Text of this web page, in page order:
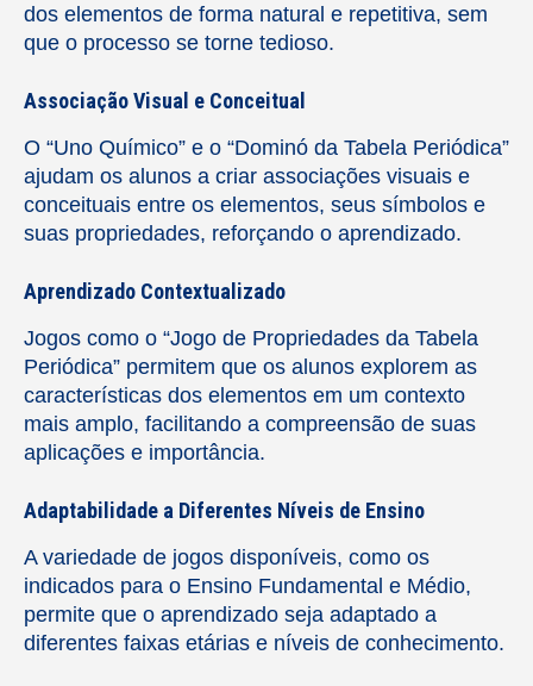
dos elementos de forma natural e repetitiva, sem
que o processo se torne tedioso.
Associação Visual e Conceitual
O “Uno Químico” e o “Dominó da Tabela Periódica”
ajudam os alunos a criar associações visuais e
conceituais entre os elementos, seus símbolos e
suas propriedades, reforçando o aprendizado.
Aprendizado Contextualizado
Jogos como o “Jogo de Propriedades da Tabela
Periódica” permitem que os alunos explorem as
características dos elementos em um contexto
mais amplo, facilitando a compreensão de suas
aplicações e importância.
Adaptabilidade a Diferentes Níveis de Ensino
A variedade de jogos disponíveis, como os
indicados para o Ensino Fundamental e Médio,
permite que o aprendizado seja adaptado a
diferentes faixas etárias e níveis de conhecimento.